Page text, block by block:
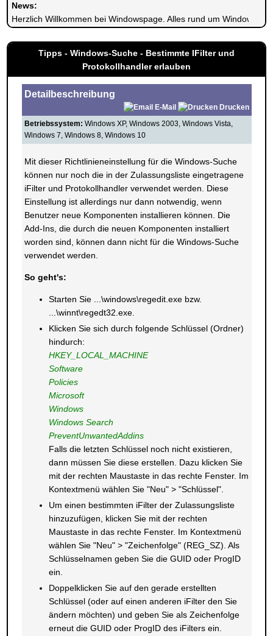
News:
Herzlich Willkommen bei Windowspage. Alles rund um Windows.
Tipps - Windows-Suche - Bestimmte IFilter und
Protokollhandler erlauben
Detailbeschreibung
E-Mail
Drucken
Betriebssystem: Windows XP, Windows 2003, Windows Vista,
Windows 7, Windows 8, Windows 10
Mit dieser Richtlinieneinstellung für die Windows-Suche
können nur noch die in der Zulassungsliste eingetragene
iFilter und Protokollhandler verwendet werden. Diese
Einstellung ist allerdings nur dann notwendig, wenn
Benutzer neue Komponenten installieren können. Die
Add-Ins, die durch die neuen Komponenten installiert
worden sind, können dann nicht für die Windows-Suche
verwendet werden.
So geht's:
Starten Sie ...\windows\regedit.exe bzw.
...\winnt\regedt32.exe.
Klicken Sie sich durch folgende Schlüssel (Ordner)
hindurch:
HKEY_LOCAL_MACHINE
Software
Policies
Microsoft
Windows
Windows Search
PreventUnwantedAddins
Falls die letzten Schlüssel noch nicht existieren,
dann müssen Sie diese erstellen. Dazu klicken Sie
mit der rechten Maustaste in das rechte Fenster. Im
Kontextmenü wählen Sie "Neu" > "Schlüssel".
Um einen bestimmten iFilter der Zulassungsliste
hinzuzufügen, klicken Sie mit der rechten
Maustaste in das rechte Fenster. Im Kontextmenü
wählen Sie "Neu" > "Zeichenfolge" (REG_SZ). Als
Schlüsselnamen geben Sie die GUID oder ProgID
ein.
Doppelklicken Sie auf den gerade erstellten
Schlüssel (oder auf einen anderen iFilter den Sie
ändern möchten) und geben Sie als Zeichenfolge
erneut die GUID oder ProgID des iFilters ein.